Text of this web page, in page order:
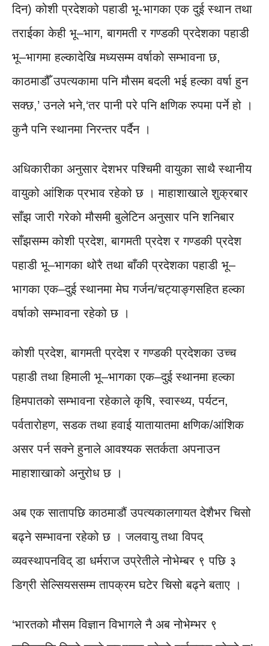
दिन) कोशी प्रदेशको पहाडी भू-भागका एक दुई स्थान तथा
तराईका केही भू–भाग, बागमती र गण्डकी प्रदेशका पहाडी
भू–भागमा हल्कादेखि मध्यसम्म वर्षाको सम्भावना छ,
काठमाडौँ उपत्यकामा पनि मौसम बदली भई हल्का वर्षा हुन
सक्छ,’ उनले भने,‘तर पानी परे पनि क्षणिक रुपमा पर्ने हो ।
कुनै पनि स्थानमा निरन्तर पर्दैन ।
अधिकारीका अनुसार देशभर पश्चिमी वायुका साथै स्थानीय
वायुको आंशिक प्रभाव रहेको छ । माहाशाखाले शुक्रबार
साँझ जारी गरेको मौसमी बुलेटिन अनुसार पनि शनिबार
साँझसम्म कोशी प्रदेश, बागमती प्रदेश र गण्डकी प्रदेश
पहाडी भू–भागका थोरै तथा बाँकी प्रदेशका पहाडी भू–
भागका एक–दुई स्थानमा मेघ गर्जन/चट्याङ्गसहित हल्का
वर्षाको सम्भावना रहेको छ ।
कोशी प्रदेश, बागमती प्रदेश र गण्डकी प्रदेशका उच्च
पहाडी तथा हिमाली भू–भागका एक–दुई स्थानमा हल्का
हिमपातको सम्भावना रहेकाले कृषि, स्वास्थ्य, पर्यटन,
पर्वतारोहण, सडक तथा हवाई यातायातमा क्षणिक/आंशिक
असर पर्न सक्ने हुनाले आवश्यक सतर्कता अपनाउन
माहाशाखाको अनुरोध छ ।
अब एक सातापछि काठमाडौं उपत्यकालगायत देशैभर चिसो
बढ्ने सम्भावना रहेको छ । जलवायु तथा विपद्
व्यवस्थापनविद् डा धर्मराज उप्रेतीले नोभेम्बर ९ पछि ३
डिग्री सेल्सियससम्म तापक्रम घटेर चिसो बढ्ने बताए ।
‘भारतको मौसम विज्ञान विभागले नै अब नोभेम्भर ९